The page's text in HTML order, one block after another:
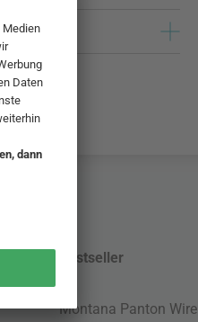
Bestseller
Montana Panton Wire